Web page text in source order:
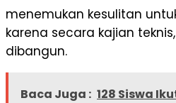
menemukan kesulitan
karena secara kajian
dibangun.
Baca Juga : 128 Siswa